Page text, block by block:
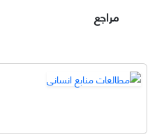
مراجع